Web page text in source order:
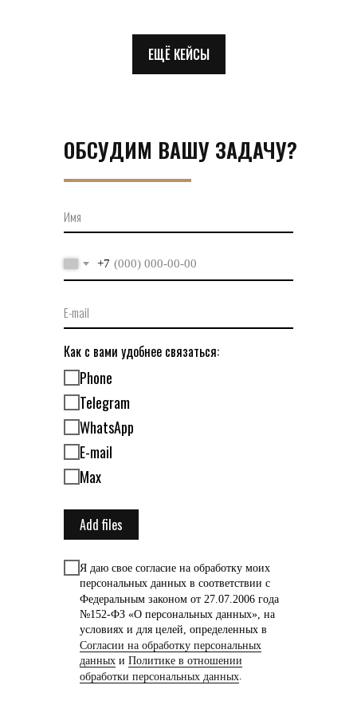
ЕЩЁ КЕЙСЫ
Имя
+7
E-mail
Как с вами удобнее связаться:
Phone
Telegram
WhatsApp
E-mail
Max
Add files
Я даю свое согласие на обработку моих
персональных данных в соответствии с
Федеральным законом от 27.07.2006 года
№152-ФЗ «О персональных данных», на
условиях и для целей, определенных в
Согласии на обработку персональных
данных и Политике в отношении
обработки персональных данных.
ОБСУДИМ ВАШУ ЗАДАЧУ?